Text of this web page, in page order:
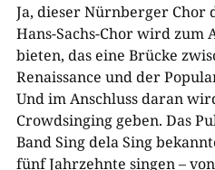
Ja, dieser Nürnberger
Hans-Sachs-Chor wird zum
bieten, das eine Brücke
Renaissance und der
Und im Anschluss daran
Crowdsinging geben. Das
Band Sing dela Sing
fünf Jahrzehnte singen –